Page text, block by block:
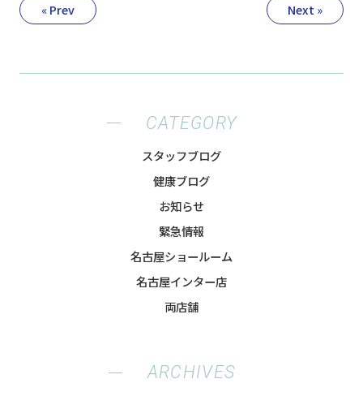
« Prev Next »
CATEGORY
スタッフブログ
健康ブログ
お知らせ
緊急情報
名古屋ショールーム
名古屋インター店
両店舗
ARCHIVES